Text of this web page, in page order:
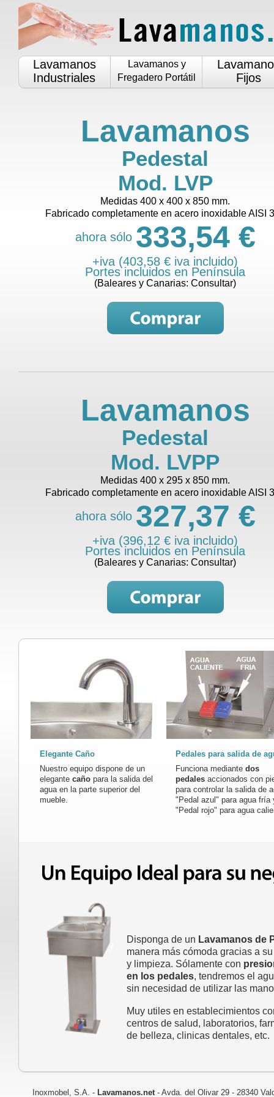
Lavamanos
Industriales
Lavamanos y
Fregadero Portátil
Fijos
Lavamanos
Pedestal
Mod. LVP
Medidas 400 x 400 x 850 mm.
Fabricado completamente en acero inoxidable AISI
ahora sólo 333,54 €
+iva (403,58 € iva incluido)
Portes incluidos en Península
(Baleares y Canarias: Consultar)
Lavamanos
Pedestal
Mod. LVPP
Medidas 400 x 295 x 850 mm.
Fabricado completamente en acero inoxidable AISI
ahora sólo 327,37 €
+iva (396,12 € iva incluido)
Portes incluidos en Península
(Baleares y Canarias: Consultar)
Elegante Caño
Nuestro equipo dispone de un
elegante caño para la salida del
agua en la parte superior del
mueble.
Pedales para salida de
Funciona mediante dos
pedales accionados con
para controlar la salida de
"Pedal azul" para agua fría
"Pedal rojo" para agua
Disponga de un Lavamanos de
manera más cómoda gracias a
y limpieza. Sólamente con
en los pedales, tendremos el
sin necesidad de utilizar las
Muy utiles en establecimientos
centros de salud, laboratorios,
de belleza, clinicas dentales, etc.
Inoxmobel, S.A. - Lavamanos.net- Avda. del Olivar 29 - 28340